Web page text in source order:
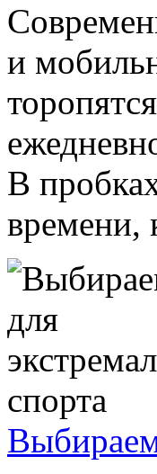
и
В
времени,